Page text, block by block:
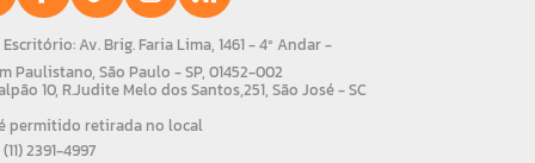
Escritório: Av. Brig. Faria Lima, 1461 - 4º Andar -
Paulistano, São Paulo - SP, 01452-002
10, R.Judite Melo dos Santos,251, São José - SC
permitido retirada no local
(11) 2391-4997